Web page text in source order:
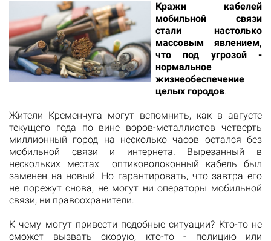
Кражи кабелей
мобильной связи
стали настолько
массовым явлением,
что под угрозой -
нормальное
жизнеобеспечение
целых городов.
Жители Кременчуга могут вспомнить, как в августе
текущего года по вине воров-металлистов четверть
миллионный город на несколько часов остался без
мобильной связи и интернета. Вырезанный в
нескольких местах оптиковолоконный кабель был
заменен на новый. Но гарантировать, что завтра его
не порежут снова, не могут ни операторы мобильной
связи, ни правоохранители.
К чему могут привести подобные ситуации? Кто-то не
сможет вызвать скорую, кто-то - полицию или